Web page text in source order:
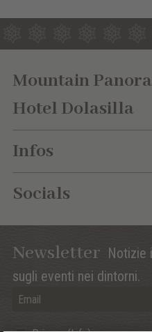
Mountain
Hotel Dolasilla
Infos
Socials
Newsletter Notizie
sugli eventi nei dintorni.